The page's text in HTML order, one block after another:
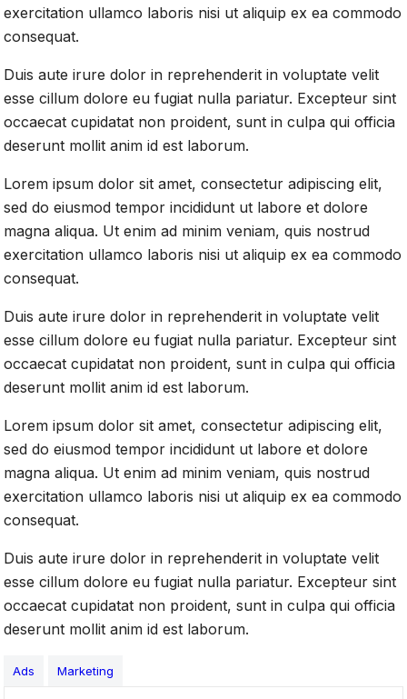
exercitation ullamco laboris nisi ut aliquip ex ea commodo
consequat.
Duis aute irure dolor in reprehenderit in voluptate velit
esse cillum dolore eu fugiat nulla pariatur. Excepteur sint
occaecat cupidatat non proident, sunt in culpa qui officia
deserunt mollit anim id est laborum.
Lorem ipsum dolor sit amet, consectetur adipiscing elit,
sed do eiusmod tempor incididunt ut labore et dolore
magna aliqua. Ut enim ad minim veniam, quis nostrud
exercitation ullamco laboris nisi ut aliquip ex ea commodo
consequat.
Duis aute irure dolor in reprehenderit in voluptate velit
esse cillum dolore eu fugiat nulla pariatur. Excepteur sint
occaecat cupidatat non proident, sunt in culpa qui officia
deserunt mollit anim id est laborum.
Lorem ipsum dolor sit amet, consectetur adipiscing elit,
sed do eiusmod tempor incididunt ut labore et dolore
magna aliqua. Ut enim ad minim veniam, quis nostrud
exercitation ullamco laboris nisi ut aliquip ex ea commodo
consequat.
Duis aute irure dolor in reprehenderit in voluptate velit
esse cillum dolore eu fugiat nulla pariatur. Excepteur sint
occaecat cupidatat non proident, sunt in culpa qui officia
deserunt mollit anim id est laborum.
Ads Marketing